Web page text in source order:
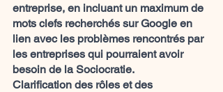
entreprise, en incluant un maximum de
mots clefs recherchés sur Google en
lien avec les problèmes rencontrés par
les entreprises qui pourraient avoir
besoin de la Sociocratie.
Clarification des rôles et des